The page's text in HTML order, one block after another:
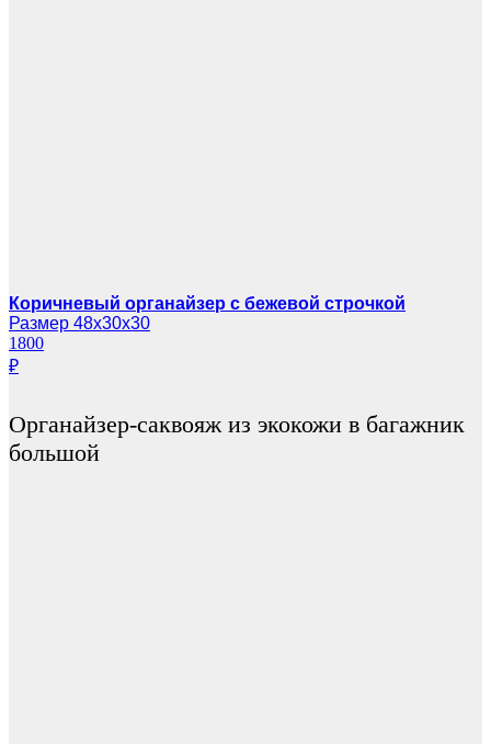
Коричневый органайзер с бежевой строчкой
Размер 48х30х30
1800
₽
Органайзер-саквояж из экокожи в багажник
большой